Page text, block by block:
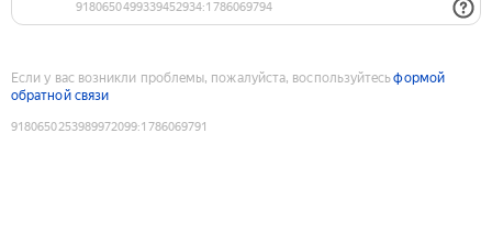
Если у вас возникли проблемы, пожалуйста, воспользуйтесьформой
обратной связи
9180650253989972099:1786069791